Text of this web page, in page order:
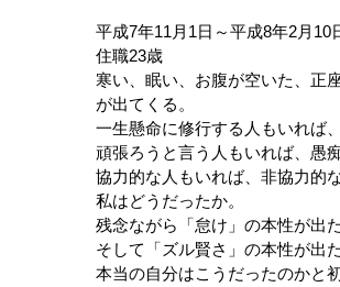
平成7年11月1日～平成8年2月10
住職23歳
寒い、眠い、お腹が空いた、正
が出てくる。
一生懸命に修行する人もいれば
頑張ろうと言う人もいれば、愚
協力的な人もいれば、非協力的
私はどうだったか。
残念ながら「怠け」の本性が出
そして「ズル賢さ」の本性が出
本当の自分はこうだったのかと